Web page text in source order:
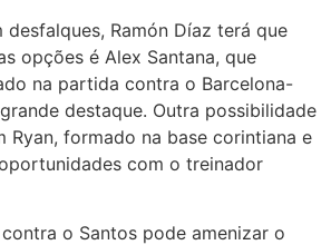
desfalques, Ramón Díaz terá que
opções é Alex Santana, que
na partida contra o Barcelona-
destaque. Outra possibilidade
Ryan, formado na base corintiana e
com o treinador
o Santos pode amenizar o